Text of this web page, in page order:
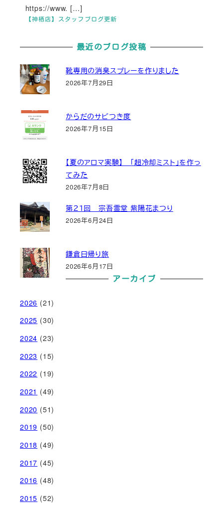
【神栖店】スタッフブログ更新
https://www. […]
最近のブログ投稿
靴専用の消臭スプレーを作りました
2026年7月29日
からだのサビつき度
2026年7月15日
【夏のアロマ実験】 「超冷却ミスト」を作っ
てみた
2026年7月8日
第２１回 宗吾霊堂 紫陽花まつり
2026年6月24日
鎌倉日帰り旅
2026年6月17日
アーカイブ
2026 (21)
2025 (30)
2024 (23)
2023 (15)
2022 (19)
2021 (49)
2020 (51)
2019 (50)
2018 (49)
2017 (45)
2016 (48)
2015 (52)